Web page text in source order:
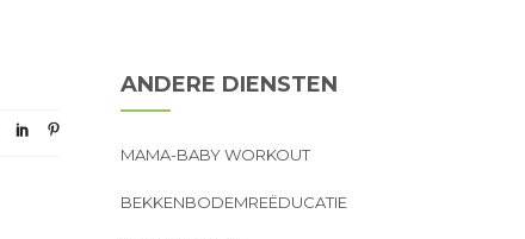
ANDERE DIENSTEN
MAMA-BABY WORKOUT
BEKKENBODEMREËDUCATIE